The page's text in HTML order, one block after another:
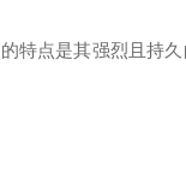
特点是其强烈且持